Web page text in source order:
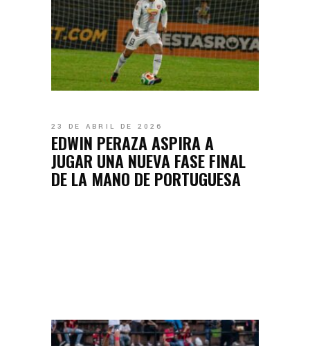
23 DE ABRIL DE 2026
EDWIN PERAZA ASPIRA A
JUGAR UNA NUEVA FASE FINAL
DE LA MANO DE PORTUGUESA